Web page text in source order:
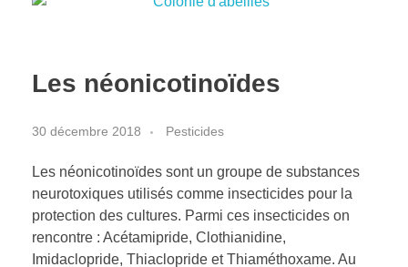
Les néonicotinoïdes
30 décembre 2018 Pesticides
Les néonicotinoïdes sont un groupe de substances
neurotoxiques utilisés comme insecticides pour la
protection des cultures. Parmi ces insecticides on
rencontre : Acétamipride, Clothianidine,
Imidaclopride, Thiaclopride et Thiaméthoxame. Au